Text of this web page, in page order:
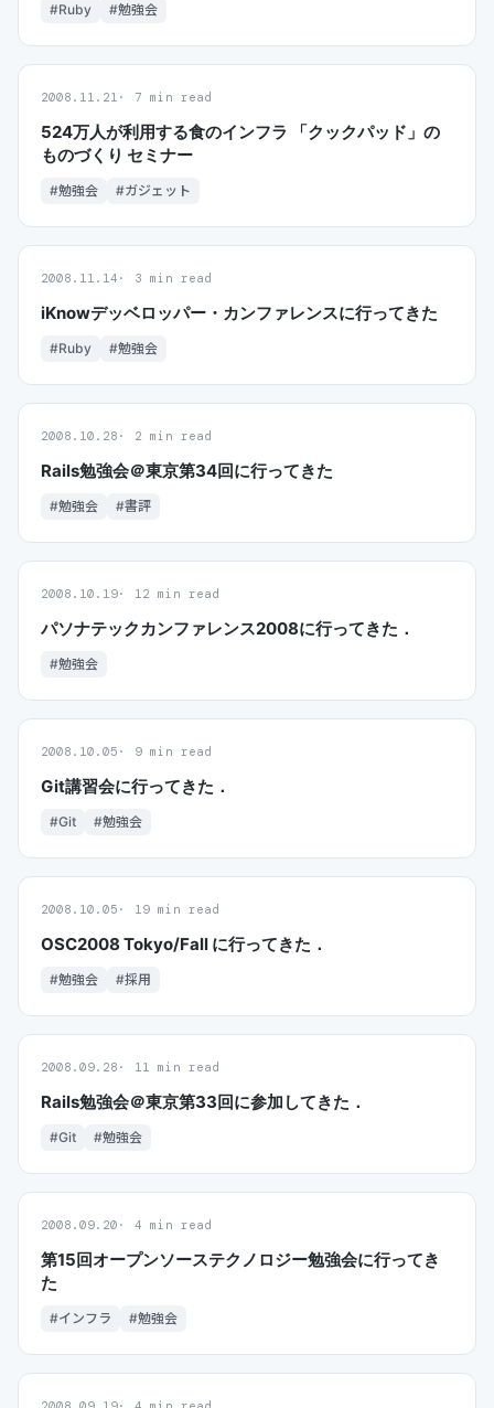
#Ruby #勉強会
2008.11.21 7 min read
524万人が利用する食のインフラ 「クックパッド」の
ものづくり セミナー
#勉強会 #ガジェット
2008.11.14 3 min read
iKnowデッベロッパー・カンファレンスに行ってきた
#Ruby #勉強会
2008.10.28 2 min read
Rails勉強会＠東京第34回に行ってきた
#勉強会 #書評
2008.10.19 12 min read
パソナテックカンファレンス2008に行ってきた．
#勉強会
2008.10.05 9 min read
Git講習会に行ってきた．
#Git #勉強会
2008.10.05 19 min read
OSC2008 Tokyo/Fall に行ってきた．
#勉強会 #採用
2008.09.28 11 min read
Rails勉強会＠東京第33回に参加してきた．
#Git #勉強会
2008.09.20 4 min read
第15回オープンソーステクノロジー勉強会に行ってき
た
#インフラ #勉強会